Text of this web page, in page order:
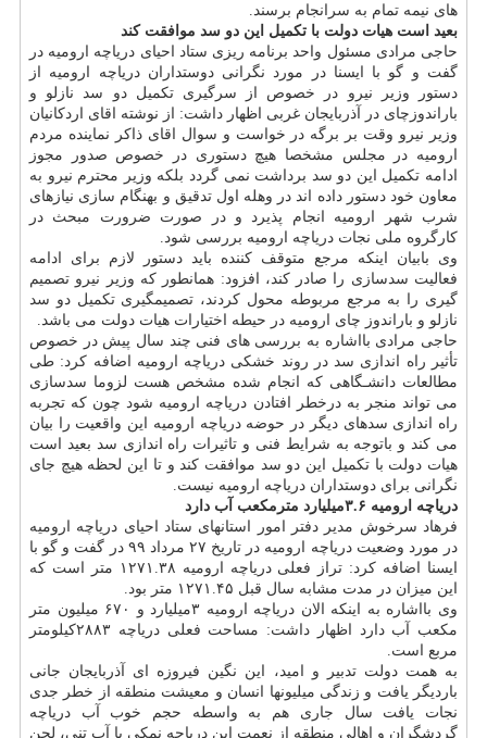
های نیمه تمام به سرانجام برسند.
بعید است هیات دولت با تکمیل این دو سد موافقت کند
حاجی مرادی مسئول واحد برنامه ریزی ستاد احیای دریاچه ارومیه در
گفت و گو با ایسنا در مورد نگرانی دوستداران دریاچه ارومیه از
دستور وزیر نیرو در خصوص از سرگیری تکمیل دو سد نازلو و
باراندوزچای در آذربایجان غربی اظهار داشت: از نوشته اقای اردکانیان
وزیر نیرو وقت بر برگه در خواست و سوال اقای ذاکر نماینده مردم
ارومیه در مجلس مشخصا هیچ دستوری در خصوص صدور مجوز
ادامه تکمیل این دو سد برداشت نمی گردد بلکه وزیر محترم نیرو به
معاون خود دستور داده اند در وهله اول تدقیق و بهنگام سازی نیازهای
شرب شهر ارومیه انجام پذیرد و در صورت ضرورت مبحث در
کارگروه ملی نجات دریاچه ارومیه بررسی شود.
وی بابیان اینکه مرجع متوقف کننده باید دستور لازم برای ادامه
فعالیت سدسازی را صادر کند، افزود: همانطور که وزیر نیرو تصمیم
گیری را به مرجع مربوطه محول کردند، تصمیمگیری تکمیل دو سد
نازلو و باراندوز چای ارومیه در حیطه اختیارات هیات دولت می باشد.
حاجی مرادی بااشاره به بررسی های فنی چند سال پیش در خصوص
تأثیر راه اندازی سد در روند خشکی دریاچه ارومیه اضافه کرد: طی
مطالعات دانشـگاهی که انجام شده مشخص هست لزوما سدسازی
می تواند منجر به درخطر افتادن دریاچه ارومیه شود چون که تجربه
راه اندازی سدهای دیگر در حوضه دریاچه ارومیه این واقعیت را بیان
می کند و باتوجه به شرایط فنی و تاثیرات راه اندازی سد بعید است
هیات دولت با تکمیل این دو سد موافقت کند و تا این لحظه هیچ جای
نگرانی برای دوستداران دریاچه ارومیه نیست.
دریاچه ارومیه ۳.۶میلیارد مترمکعب آب دارد
فرهاد سرخوش مدیر دفتر امور استانهای ستاد احیای دریاچه ارومیه
در مورد وضعیت دریاچه ارومیه در تاریخ ۲۷ مرداد ۹۹ در گفت و گو با
ایسنا اضافه کرد: تراز فعلی دریاچه ارومیه ۱۲۷۱.۳۸ متر است که
این میزان در مدت مشابه سال قبل ۱۲۷۱.۴۵ متر بود.
وی بااشاره به اینکه الان دریاچه ارومیه ۳میلیارد و ۶۷۰ میلیون متر
مکعب آب دارد اظهار داشت: مساحت فعلی دریاچه ۲۸۸۳کیلومتر
مربع است.
به همت دولت تدبیر و امید، این نگین فیروزه ای آذربایجان جانی
باردیگر یافت و زندگی میلیونها انسان و معیشت منطقه از خطر جدی
نجات یافت سال جاری هم به واسطه حجم خوب آب دریاچه
گردشگران و اهالی منطقه از نعمت این دریاچه نمکی با آب تنی، لجن